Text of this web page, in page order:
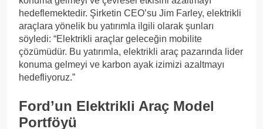
hedeflemektedir. Şirketin CEO’su Jim Farley, elektrikli
araçlara yönelik bu yatırımla ilgili olarak şunları
söyledi: “Elektrikli araçlar geleceğin mobilite
çözümüdür. Bu yatırımla, elektrikli araç pazarında lider
konuma gelmeyi ve karbon ayak izimizi azaltmayı
hedefliyoruz.”
Ford’un Elektrikli Araç Model
Portföyü